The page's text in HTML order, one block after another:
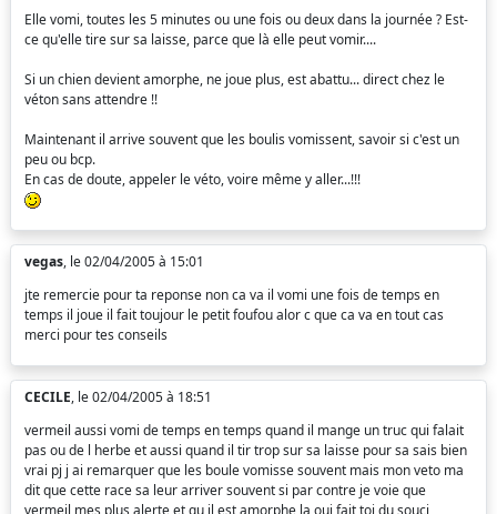
Elle vomi, toutes les 5 minutes ou une fois ou deux dans la journée ? Est-
ce qu'elle tire sur sa laisse, parce que là elle peut vomir....
Si un chien devient amorphe, ne joue plus, est abattu... direct chez le
véton sans attendre !!
Maintenant il arrive souvent que les boulis vomissent, savoir si c'est un
peu ou bcp.
En cas de doute, appeler le véto, voire même y aller...!!!
vegas, le 02/04/2005 à 15:01
jte remercie pour ta reponse non ca va il vomi une fois de temps en
temps il joue il fait toujour le petit foufou alor c que ca va en tout cas
merci pour tes conseils
CECILE, le 02/04/2005 à 18:51
vermeil aussi vomi de temps en temps quand il mange un truc qui falait
pas ou de l herbe et aussi quand il tir trop sur sa laisse pour sa sais bien
vrai pj j ai remarquer que les boule vomisse souvent mais mon veto ma
dit que cette race sa leur arriver souvent si par contre je voie que
vermeil mes plus alerte et qu il est amorphe la oui fait toi du souci